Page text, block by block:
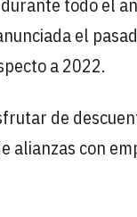
todo el
el
a 2022.
de
alianzas con